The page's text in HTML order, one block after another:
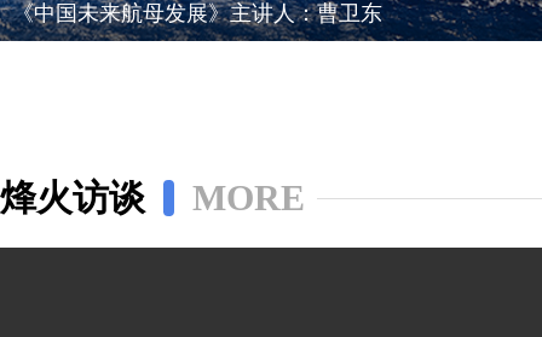
《中国未来航母发展》主讲人：曹卫东
烽火访谈 MORE